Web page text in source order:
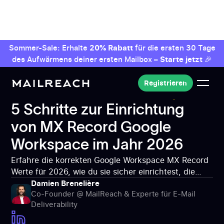
Sommer-Sale: Erhalte 20% Rabattfür die ersten 30 Tage
des Aufwärmens deiner ersten Mailbox – Starte jetzt 🎉
Registrieren
Registrieren
Practices für E-Mails
5 Schritte zur Einrichtung
von MX Record Google Workspace im Jahr 2026
5 Schritte zur Einrichtung
von MX Record Google
Workspace im Jahr 2026
Erfahre die korrekten Google Workspace MX Record
Werte für 2026, wie du sie sicher einrichtest, die
Propagation überprüfst und die tatsächliche Inbox-
Zustellung testest.
Damien Brenelière
Co-Founder @ MailReach & Experte für E-Mail
Deliverability